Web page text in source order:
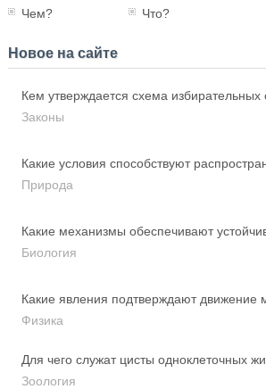
Чем?
Что?
Новое на сайте
Кем утверждается схема избирательных
Законы
Какие условия способствуют
Природа
Какие механизмы обеспечивают
Биология
Какие явления подтверждают движение
Физика
Для чего служат цисты одноклеточных
Зоология